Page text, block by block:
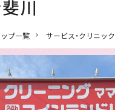
プ一覧 サービス・クリニック